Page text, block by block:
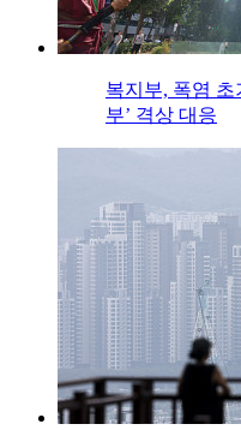
복지부, 폭염
부’ 격상 대응